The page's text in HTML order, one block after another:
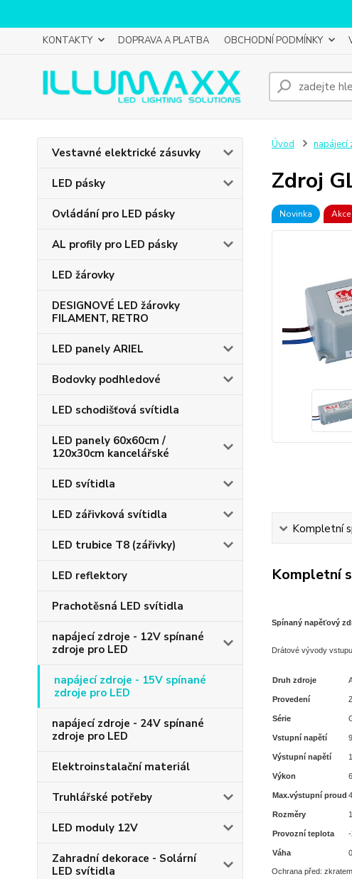
KONTAKTY DOPRAVA A PLATBA OBCHODNÍ PODMÍNKY
Vestavné elektrické zásuvky
LED pásky
Ovládání pro LED pásky
AL profily pro LED pásky
LED žárovky
DESIGNOVÉ LED žárovky
FILAMENT, RETRO
LED panely ARIEL
Bodovky podhledové
LED schodišťová svítidla
LED panely 60x60cm /
120x30cm kancelářské
LED svítidla
LED zářivková svítidla
LED trubice T8 (zářivky)
LED reflektory
Prachotěsná LED svítidla
napájecí zdroje - 12V spínané
zdroje pro LED
napájecí zdroje - 15V spínané
zdroje pro LED
napájecí zdroje - 24V spínané
zdroje pro LED
Elektroinstalační materiál
Truhlářské potřeby
LED moduly 12V
Zahradní dekorace - Solární
LED svítidla
Úvod napájecí
Zdroj
Novinka Akce
Kompletní
Kompletní
Spínaný napěťový
Drátové vývody
Druh zdroje
Provedení
Série
Vstupní napětí
Výstupní napětí
Výkon
Max.výstupní proud
Rozměry
Provozní teplota
Váha
Ochrana před: